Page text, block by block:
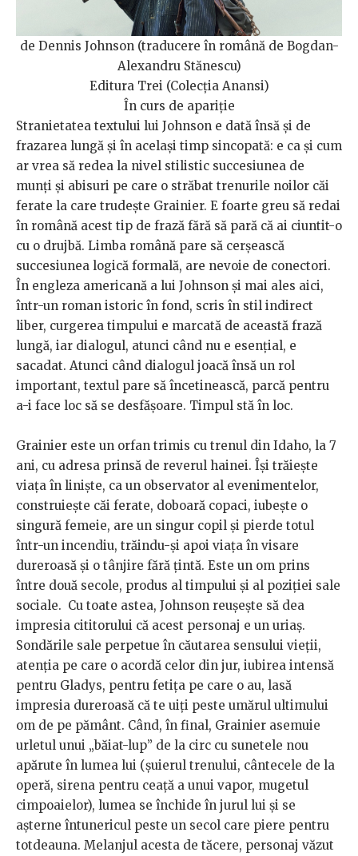
de Dennis Johnson (traducere în română de Bogdan-
Alexandru Stănescu)
Editura Trei (Colecția Anansi)
În curs de apariție
Stranietatea textului lui Johnson e dată însă și de
frazarea lungă și în același timp sincopată: e ca și cum
ar vrea să redea la nivel stilistic succesiunea de
munți și abisuri pe care o străbat trenurile noilor căi
ferate la care trudește Grainier. E foarte greu să redai
în română acest tip de frază fără să pară că ai ciuntit-o
cu o drujbă. Limba română pare să cerșească
succesiunea logică formală, are nevoie de conectori.
În engleza americană a lui Johnson și mai ales aici,
într-un roman istoric în fond, scris în stil indirect
liber, curgerea timpului e marcată de această frază
lungă, iar dialogul, atunci când nu e esențial, e
sacadat. Atunci când dialogul joacă însă un rol
important, textul pare să încetinească, parcă pentru
a-i face loc să se desfășoare. Timpul stă în loc.
Grainier este un orfan trimis cu trenul din Idaho, la 7
ani, cu adresa prinsă de reverul hainei. Își trăiește
viața în liniște, ca un observator al evenimentelor,
construiește căi ferate, doboară copaci, iubește o
singură femeie, are un singur copil și pierde totul
într-un incendiu, trăindu-și apoi viața în visare
dureroasă și o tânjire fără țintă. Este un om prins
între două secole, produs al timpului și al poziției sale
sociale. Cu toate astea, Johnson reușește să dea
impresia cititorului că acest personaj e un uriaș.
Sondările sale perpetue în căutarea sensului vieții,
atenția pe care o acordă celor din jur, iubirea intensă
pentru Gladys, pentru fetița pe care o au, lasă
impresia dureroasă că te uiți peste umărul ultimului
om de pe pământ. Când, în final, Grainier asemuie
urletul unui „băiat-lup” de la circ cu sunetele nou
apărute în lumea lui (șuierul trenului, cântecele de la
operă, sirena pentru ceață a unui vapor, mugetul
cimpoaielor), lumea se închide în jurul lui și se
așterne întunericul peste un secol care piere pentru
totdeauna. Melanjul acesta de tăcere, personaj văzut